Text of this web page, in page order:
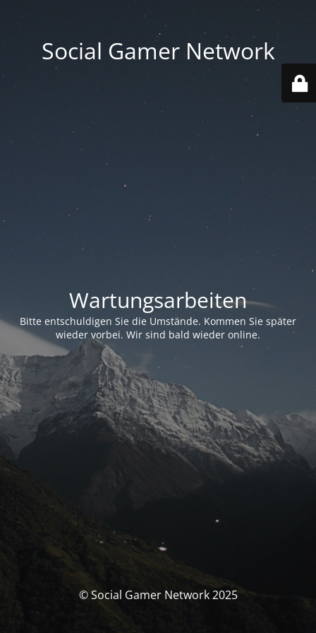
Social Gamer Network
Wartungsarbeiten
Bitte entschuldigen Sie die Umstände. Kommen Sie später
wieder vorbei. Wir sind bald wieder online.
© Social Gamer Network 2025